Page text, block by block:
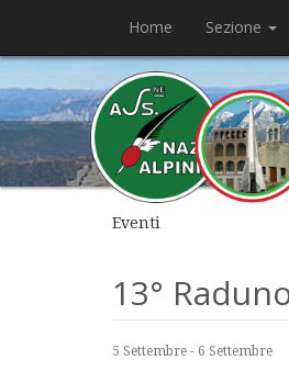
Home Sezione
Eventi
13°
5 Settembre - 6 Settembre